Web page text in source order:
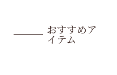
おすすめア
イテム